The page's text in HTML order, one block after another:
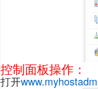
控制面板操作：
打开